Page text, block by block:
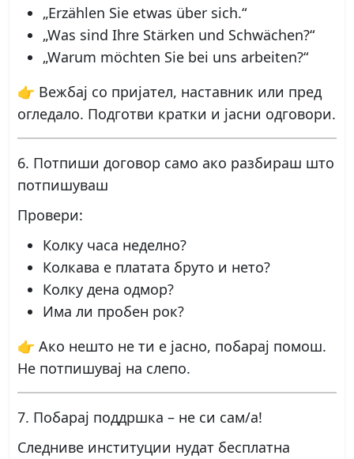
„Erzählen Sie etwas über sich.“
„Was sind Ihre Stärken und Schwächen?“
„Warum möchten Sie bei uns arbeiten?“
👉 Вежбај со пријател, наставник или пред
огледало. Подготви кратки и јасни одговори.
6. Потпиши договор само ако разбираш што
потпишуваш
Провери:
Колку часа неделно?
Колкава е платата бруто и нето?
Колку дена одмор?
Има ли пробен рок?
👉 Ако нешто не ти е јасно, побарај помош.
Не потпишувај на слепо.
7. Побарај поддршка – не си сам/а!
Следниве институции нудат бесплатна